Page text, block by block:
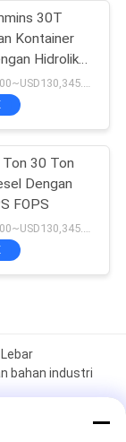
30T
Kontainer
Hidrolik
USD123,188.00~USD130,345.00/ Unit MOQ:1 unit
30 Ton
Dengan
FOPS
USD123,188.00~USD130,345.00/ Unit MOQ:1 unit
bahan industri
Ukuran